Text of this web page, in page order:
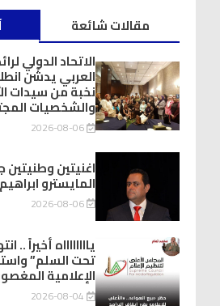
مقالات شائعة
الاتحاد الدولي
العربي يدشّن
نخبة من سيدات
والشخصيات
2026-08-06
اغنيتين وطنيتين
المايسترو
2026-08-06
يااااااااه أخيراً ..
تحت السلم”
الإعلامية
2026-08-04